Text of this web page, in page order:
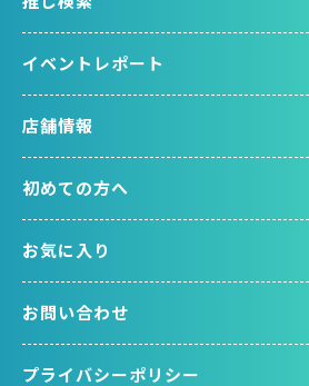
イベントレポート
店舗情報
初めての方へ
お気に入り
お問い合わせ
プライバシーポリシー